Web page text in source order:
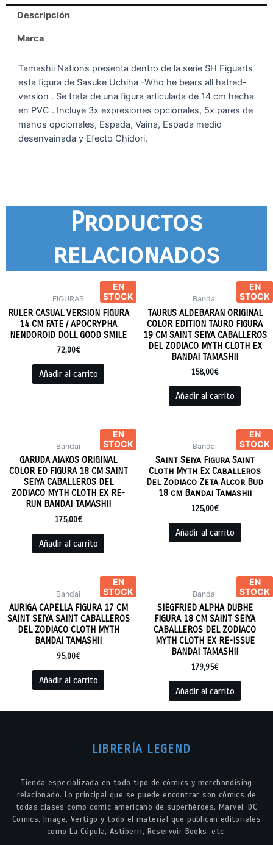
Descripción
Marca
Tamashii Nations presenta dentro de la serie SH Figuarts
esta figura de Sasuke Uchiha -Who he bears all hatred-
version . Se trata de una figura articulada de 14 cm hecha
en PVC . Incluye 3x expresiones opcionales, 5x pares de
manos opcionales, Espada, Vaina, Espada medio
desenvainada y Efecto Chidori.
Productos
relacionados
EN
STOCK
FIGURAS
RULER CASUAL VERSION FIGURA
14 CM FATE / APOCRYPHA
NENDOROID DOLL GOOD SMILE
72,00€
Añadir al carrito
EN
STOCK
Bandai
TAURUS ALDEBARAN ORIGINAL
COLOR EDITION TAURO FIGURA
19 CM SAINT SEIYA CABALLEROS
DEL ZODIACO MYTH CLOTH EX
BANDAI TAMASHII
158,00€
Añadir al carrito
EN
STOCK
Bandai
GARUDA AIAKOS ORIGINAL
COLOR ED FIGURA 18 CM SAINT
SEIYA CABALLEROS DEL
ZODIACO MYTH CLOTH EX RE-
RUN BANDAI TAMASHII
175,00€
Añadir al carrito
EN
STOCK
Bandai
Saint Seiya Figura Saint
Cloth Myth Ex Caballeros
Del Zodiaco Zeta Alcor Bud
18 cm Bandai Tamashii
125,00€
Añadir al carrito
EN
STOCK
Bandai
AURIGA CAPELLA FIGURA 17 CM
SAINT SEIYA SAINT CABALLEROS
DEL ZODIACO CLOTH MYTH
BANDAI TAMASHII
95,00€
Añadir al carrito
EN
STOCK
Bandai
SIEGFRIED ALPHA DUBHE
FIGURA 18 CM SAINT SEIYA
CABALLEROS DEL ZODIACO
MYTH CLOTH EX RE-ISSUE
BANDAI TAMASHII
179,95€
Añadir al carrito
LIBRERÍA LEGEND
Tienda especializada en todo tipo de cómics y merchandising
relacionado. Lo principal que se puede encontrar son cómics de
todas clases como cómic americano de superhéroes, Marvel, DC
Comics, Image, Vertigo y todo el material que publican editoriales
como La Cúpula, Astiberri, Reservoir Books, etc.